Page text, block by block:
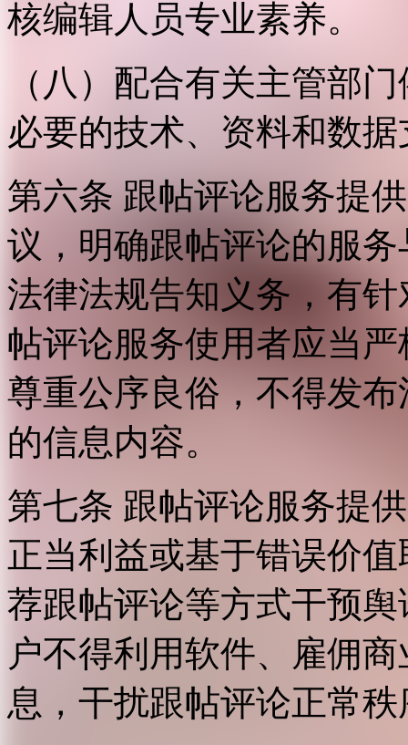
核编辑人员专业素养。
（八）配合有关主管部
必要的技术、资料和数
第六条 跟帖评论服务提
议，明确跟帖评论的服
法律法规告知义务，有
帖评论服务使用者应当
尊重公序良俗，不得发
的信息内容。
第七条 跟帖评论服务提
正当利益或基于错误价
荐跟帖评论等方式干预
户不得利用软件、雇佣
息，干扰跟帖评论正常